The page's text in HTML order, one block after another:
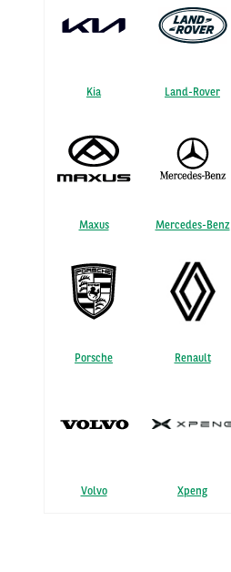
Kia Land-Rover
Maxus Mercedes-Benz
Porsche Renault
Volvo Xpeng